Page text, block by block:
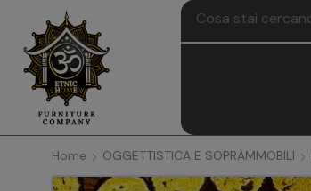
Home OGGETTISTICA E SOPRAMMOBILI